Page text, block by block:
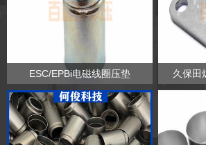
ESC/EPBi电磁线圈压垫 久保田